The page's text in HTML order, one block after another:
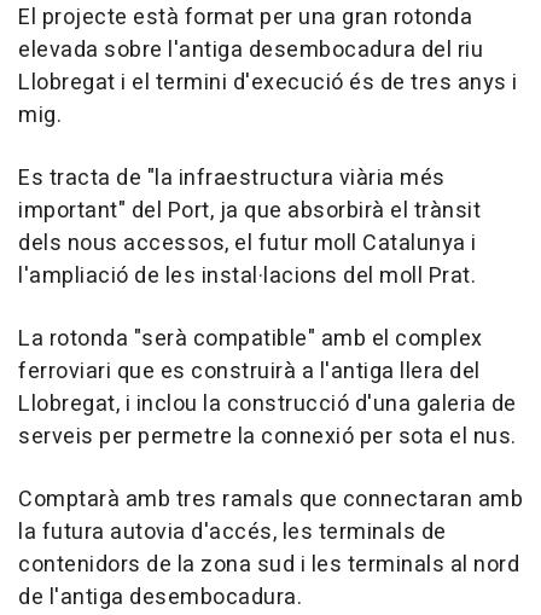
El projecte està format per una gran rotonda
elevada sobre l'antiga desembocadura del riu
Llobregat i el termini d'execució és de tres anys i
mig.
Es tracta de "la infraestructura viària més
important" del Port, ja que absorbirà el trànsit
dels nous accessos, el futur moll Catalunya i
l'ampliació de les instal·lacions del moll Prat.
La rotonda "serà compatible" amb el complex
ferroviari que es construirà a l'antiga llera del
Llobregat, i inclou la construcció d'una galeria de
serveis per permetre la connexió per sota el nus.
Comptarà amb tres ramals que connectaran amb
la futura autovia d'accés, les terminals de
contenidors de la zona sud i les terminals al nord
de l'antiga desembocadura.